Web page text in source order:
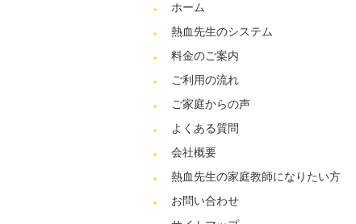
ホーム
熱血先生のシステム
料金のご案内
ご利用の流れ
ご家庭からの声
よくある質問
会社概要
熱血先生の家庭教師になりたい方
お問い合わせ